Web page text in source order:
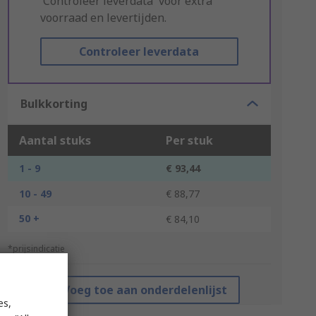
voorraad en levertijden.
Controleer leverdata
Bulkkorting
Aantal stuks Per stuk
1 - 9
€ 93,44
10 - 49
€ 88,77
50 +
€ 84,10
*prijsindicatie
Voeg toe aan onderdelenlijst